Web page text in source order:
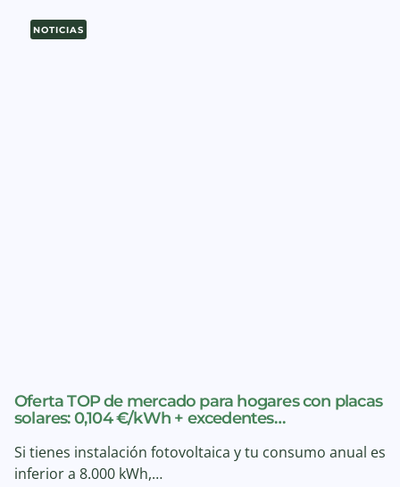
NOTICIAS
Oferta TOP de mercado para hogares con placas
solares: 0,104 €/kWh + excedentes…
Si tienes instalación fotovoltaica y tu consumo anual es
inferior a 8.000 kWh,…